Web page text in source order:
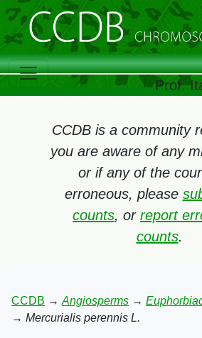
Prof.
CCDB is a community
you are aware of any
or if any of the
erroneous, please
counts, or report
counts.
CCDB → Angiosperms →
→ Mercurialis perennis L.